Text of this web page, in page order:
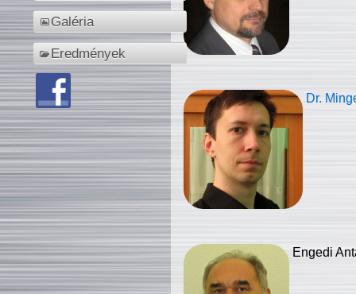
Galéria
Eredmények
Dr.
Engedi